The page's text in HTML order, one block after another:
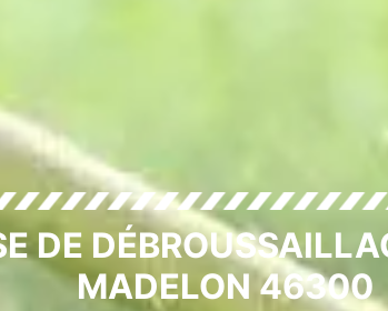
DE
MADELON 46300